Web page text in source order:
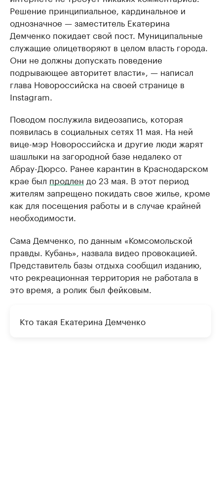
Решение принципиальное, кардинальное и
однозначное — заместитель Екатерина
Демченко покидает свой пост. Муниципальные
служащие олицетворяют в целом власть города.
Они не должны допускать поведение
подрывающее авторитет власти», — написал
глава Новороссийска на своей странице в
Instagram.
Поводом послужила видеозапись, которая
появилась в социальных сетях 11 мая. На ней
вице-мэр Новороссийска и другие люди жарят
шашлыки на загородной базе недалеко от
Абрау-Дюрсо. Ранее карантин в Краснодарском
крае был продлен до 23 мая. В этот период
жителям запрещено покидать свое жилье, кроме
как для посещения работы и в случае крайней
необходимости.
Сама Демченко, по данным «Комсомольской
правды. Кубань», назвала видео провокацией.
Представитель базы отдыха сообщил изданию,
что рекреационная территория не работала в
это время, а ролик был фейковым.
Кто такая Екатерина Демченко